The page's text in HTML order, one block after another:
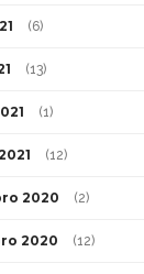
(6)
(13)
(1)
(12)
2020 (2)
2020 (12)